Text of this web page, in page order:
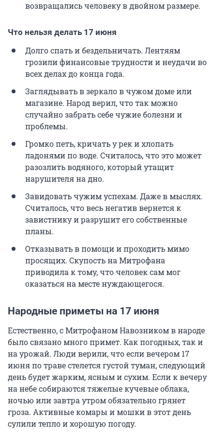
возвращались человеку в двойном размере.
Что нельзя делать 17 июня
Долго спать и бездельничать. Лентяям
грозили финансовые трудности и неудачи во
всех делах до конца года.
Заглядывать в зеркало в чужом доме или
магазине. Народ верил, что так можно
случайно забрать себе чужие болезни и
проблемы.
Громко петь, кричать у рек и хлопать
ладонями по воде. Считалось, что это может
разозлить водяного, который утащит
нарушителя на дно.
Завидовать чужим успехам. Даже в мыслях.
Считалось, что весь негатив вернется к
завистнику и разрушит его собственные
планы.
Отказывать в помощи и проходить мимо
просящих. Скупость на Митрофана
приводила к тому, что человек сам мог
оказаться на месте нуждающегося.
Народные приметы на 17 июня
Естественно, с Митрофаном Навозником в народе
было связано много примет. Как погодных, так и
на урожай. Люди верили, что если вечером 17
июня по траве стелется густой туман, следующий
день будет жарким, ясным и сухим. Если к вечеру
на небе собираются тяжелые кучевые облака,
ночью или завтра утром обязательно грянет
гроза. Активные комары и мошки в этот день
сулили тепло и хорошую погоду.